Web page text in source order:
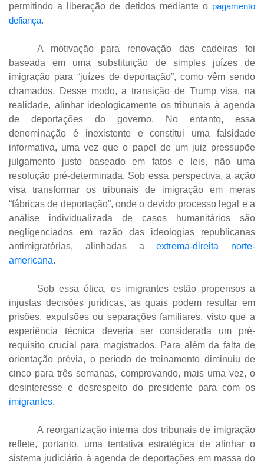
permitindo a liberação de detidos mediante o pagamento
defiança.
A motivação para renovação das cadeiras foi
baseada em uma substituição de simples juízes de
imigração para “juízes de deportação”, como vêm sendo
chamados. Desse modo, a transição de Trump visa, na
realidade, alinhar ideologicamente os tribunais à agenda
de deportações do governo. No entanto, essa
denominação é inexistente e constitui uma falsidade
informativa, uma vez que o papel de um juiz pressupõe
julgamento justo baseado em fatos e leis, não uma
resolução pré-determinada. Sob essa perspectiva, a ação
visa transformar os tribunais de imigração em meras
“fábricas de deportação”, onde o devido processo legal e a
análise individualizada de casos humanitários são
negligenciados em razão das ideologias republicanas
antimigratórias, alinhadas aextrema-direita norte-
americana.
Sob essa ótica, os imigrantes estão propensos a
injustas decisões jurídicas, as quais podem resultar em
prisões, expulsões ou separações familiares, visto que a
experiência técnica deveria ser considerada um pré-
requisito crucial para magistrados. Para além da falta de
orientação prévia, o período de treinamento diminuiu de
cinco para três semanas, comprovando, mais uma vez, o
desinteresse e desrespeito do presidente para com os
imigrantes.
A reorganização interna dos tribunais de imigração
reflete, portanto, uma tentativa estratégica de alinhar o
sistema judiciário à agenda de deportações em massa do